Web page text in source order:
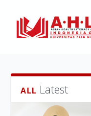
ALL Latest